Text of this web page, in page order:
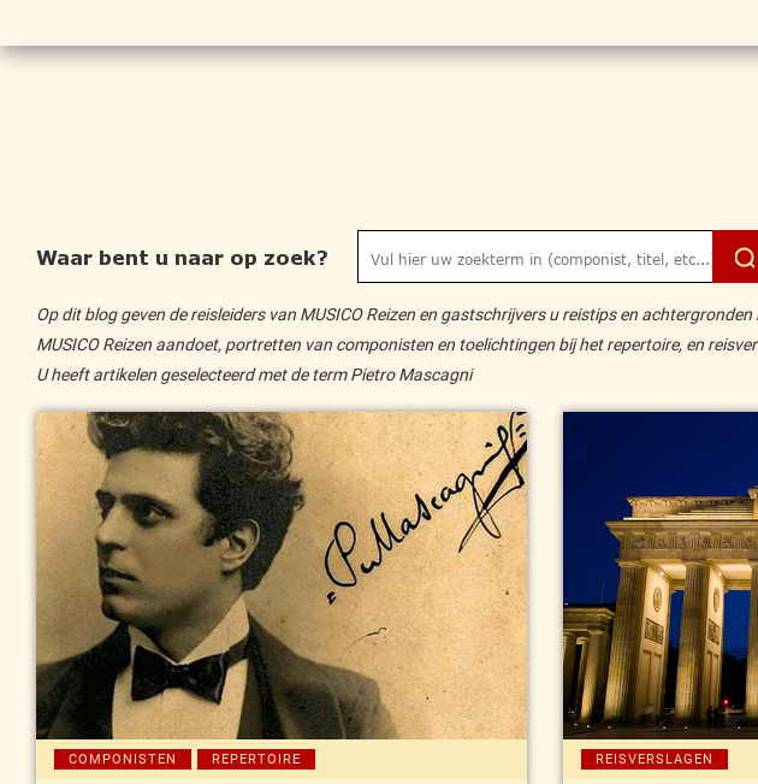
Waar bent u naar op zoek?
Op dit blog geven de reisleiders van MUSICO Reizen en gastschrijvers u reistips en
MUSICO Reizen aandoet, portretten van componisten en toelichtingen bij het repertoire, en
U heeft artikelen geselecteerd met de term Pietro Mascagni
COMPONISTEN REPERTOIRE REISVERSLAGEN